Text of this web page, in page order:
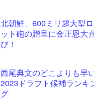
北朝鮮、600ミリ超大型
ット砲の贈呈に金正恩大
び！
西尾典文のどこよりも早
2023ドラフト候補ランキ
グ